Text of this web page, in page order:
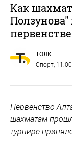
Как
первенстве
ТОЛК
Спорт ,
Первенство
шахматам
турнире